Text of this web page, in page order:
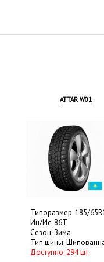
ATTAR W01
Типоразмер: 185/65R14
Ин/Ис: 86T
Сезон: Зима
Тип шины: Шипованная
Доступно: 294 шт.